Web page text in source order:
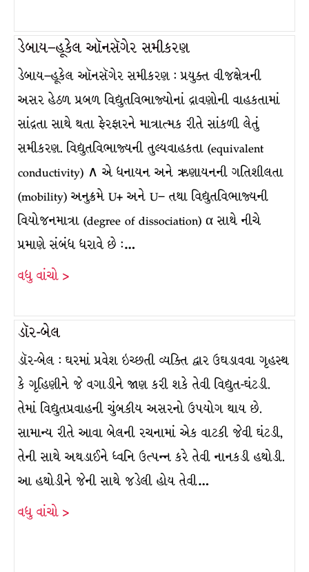
ડેબાય–હૂકેલ ઑનસૅગેર સમીકરણ
ડેબાય–હૂકેલ ઑનસૅગેર સમીકરણ : પ્રયુક્ત વીજક્ષેત્રની
અસર હેઠળ પ્રબળ વિદ્યુતવિભાજ્યોનાં દ્રાવણોની વાહકતામાં
સાંદ્રતા સાથે થતા ફેરફારને માત્રાત્મક રીતે સાંકળી લેતું
સમીકરણ. વિદ્યુતવિભાજ્યની તુલ્યવાહકતા (equivalent
conductivity) ∧ એ ધનાયન અને ઋણાયનની ગતિશીલતા
(mobility) અનુક્રમે U+ અને U– તથા વિદ્યુતવિભાજ્યની
વિયોજનમાત્રા (degree of dissociation) α સાથે નીચે
પ્રમાણે સંબંધ ધરાવે છે :…
વધુ વાંચો >
ડૉર-બેલ
ડૉર-બેલ : ઘરમાં પ્રવેશ ઇચ્છતી વ્યક્તિ દ્વાર ઉઘડાવવા ગૃહસ્થ
કે ગૃહિણીને જે વગાડીને જાણ કરી શકે તેવી વિદ્યુત-ઘંટડી.
તેમાં વિદ્યુતપ્રવાહની ચુંબકીય અસરનો ઉપયોગ થાય છે.
સામાન્ય રીતે આવા બેલની રચનામાં એક વાટકી જેવી ઘંટડી,
તેની સાથે અથડાઈને ધ્વનિ ઉત્પન્ન કરે તેવી નાનકડી હથોડી.
આ હથોડીને જેની સાથે જડેલી હોય તેવી…
વધુ વાંચો >